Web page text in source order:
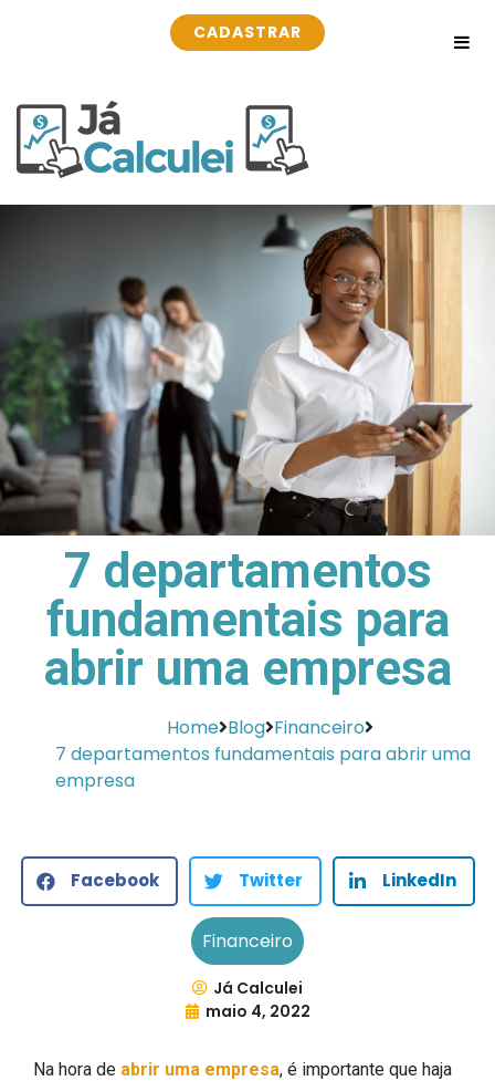
CADASTRAR
7 departamentos
fundamentais para
abrir uma empresa
Home Blog Financeiro
7 departamentos fundamentais para abrir uma
empresa
Facebook Twitter LinkedIn
Financeiro
Já Calculei
maio 4, 2022
Na hora de abrir uma empresa, é importante que haja